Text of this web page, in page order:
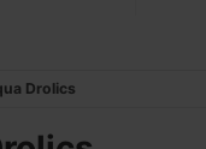
Drolics